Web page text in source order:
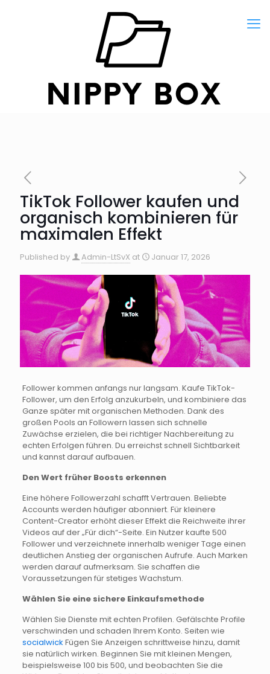
TikTok Follower kaufen und
organisch kombinieren für
maximalen Effekt
Published by Admin-LtSvX at Januar 17, 2026
Follower kommen anfangs nur langsam. Kaufe TikTok-
Follower, um den Erfolg anzukurbeln, und kombiniere das
Ganze später mit organischen Methoden. Dank des
großen Pools an Followern lassen sich schnelle
Zuwächse erzielen, die bei richtiger Nachbereitung zu
echten Erfolgen führen. Du erreichst schnell Sichtbarkeit
und kannst darauf aufbauen.
Den Wert früher Boosts erkennen
Eine höhere Followerzahl schafft Vertrauen. Beliebte
Accounts werden häufiger abonniert. Für kleinere
Content-Creator erhöht dieser Effekt die Reichweite ihrer
Videos auf der „Für dich“-Seite. Ein Nutzer kaufte 500
Follower und verzeichnete innerhalb weniger Tage einen
deutlichen Anstieg der organischen Aufrufe. Auch Marken
werden darauf aufmerksam. Sie schaffen die
Voraussetzungen für stetiges Wachstum.
Wählen Sie eine sichere Einkaufsmethode
Wählen Sie Dienste mit echten Profilen. Gefälschte Profile
verschwinden und schaden Ihrem Konto. Seiten wie
socialwick Fügen Sie Anzeigen schrittweise hinzu, damit
sie natürlich wirken. Beginnen Sie mit kleinen Mengen,
beispielsweise 100 bis 500, und beobachten Sie die